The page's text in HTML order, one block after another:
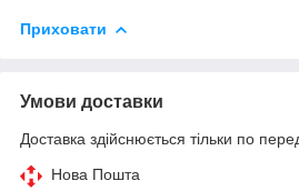
Приховати
Умови доставки
Доставка здійснюється тільки по
Нова Пошта